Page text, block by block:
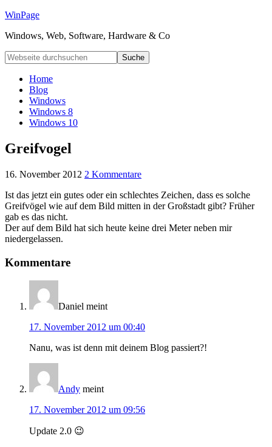
WinPage
Windows, Web, Software, Hardware & Co
Home
Blog
Windows
Windows 8
Windows 10
Greifvogel
16. November 2012 2 Kommentare
Ist das jetzt ein gutes oder ein schlechtes Zeichen, dass es solche
Greifvögel wie auf dem Bild mitten in der Großstadt gibt? Früher
gab es das nicht.
Der auf dem Bild hat sich heute keine drei Meter neben mir
niedergelassen.
Kommentare
Daniel meint
17. November 2012 um 00:40
Nanu, was ist denn mit deinem Blog passiert?!
Andy meint
17. November 2012 um 09:56
Update 2.0 😉